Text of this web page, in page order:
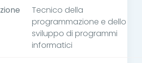
Tecnico della
programmazione e dello
sviluppo di programmi
informatici